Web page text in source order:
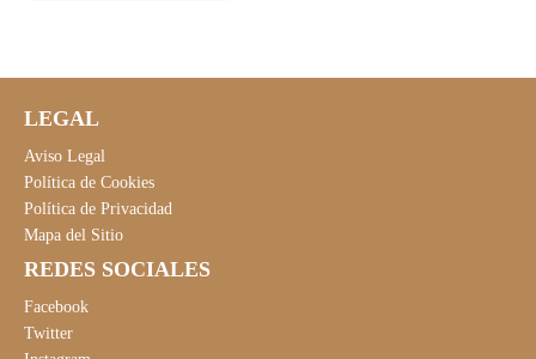
LEGAL
Aviso Legal
Política de Cookies
Política de Privacidad
Mapa del Sitio
REDES SOCIALES
Facebook
Twitter